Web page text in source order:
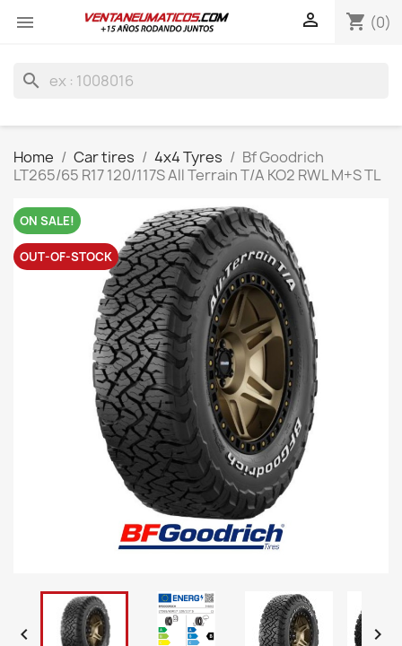
 shopping_cart (0)

search
Home Car tires 4x4 Tyres
Bf Goodrich
LT265/65 R17 120/117S All Terrain T/A KO2 RWL M+S TL
ON SALE!
OUT-OF-STOCK
 